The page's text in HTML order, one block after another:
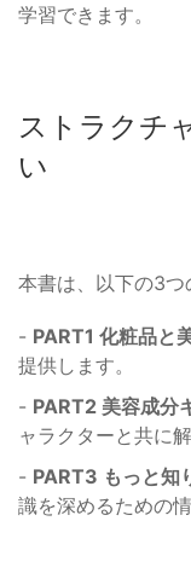
学習できます。
ストラクチ
い
本書は、以下の3つ
- PART1 化粧品と
提供します。
- PART2 美容成分
ャラクターと共に解
- PART3 もっと知
識を深めるための情